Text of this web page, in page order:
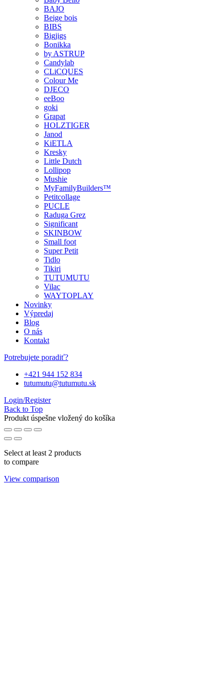
BAJO
Beige bois
BIBS
Bigjigs
Bonikka
by ASTRUP
Candylab
CLiCQUES
Colour Me
DJECO
eeBoo
goki
Grapat
HOLZTIGER
Janod
KiETLA
Kresky
Little Dutch
Lollipop
Mushie
MyFamilyBuilders™
Petitcollage
PUCLE
Raduga Grez
Significant
SKINBOW
Small foot
Super Petit
Tidlo
Tikiri
TUTUMUTU
Vilac
WAYTOPLAY
Novinky
Výpredaj
Blog
O nás
Kontakt
Potrebujete poradiť?
+421 944 152 834
tutumutu@tutumutu.sk
Login/Register
Back to Top
Produkt úspešne vložený do košíka
Select at least 2 products
to compare
View comparison